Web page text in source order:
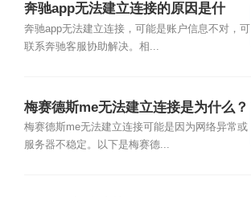
奔驰app无法建立连接的原因是什
么？
奔驰app无法建立连接，可能是账户信息不对，可
联系奔驰客服协助解决。相...
梅赛德斯me无法建立连接是为什么？
梅赛德斯me无法建立连接可能是因为网络异常或
服务器不稳定。以下是梅赛德...